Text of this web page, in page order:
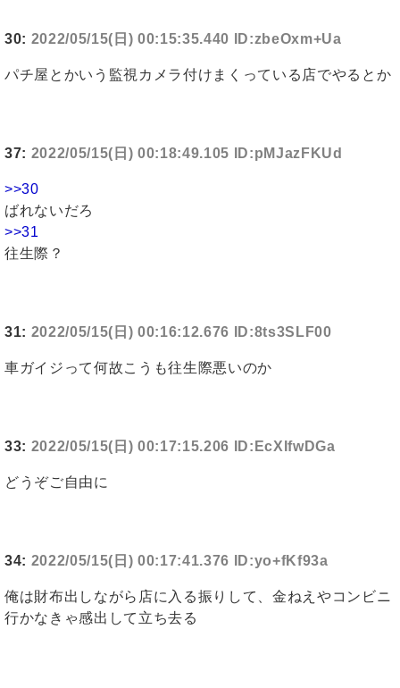
30: 2022/05/15(日) 00:15:35.440 ID:zbeOxm+Ua
パチ屋とかいう監視カメラ付けまくっている店でやるとか
37: 2022/05/15(日) 00:18:49.105 ID:pMJazFKUd
>>30
ばれないだろ
>>31
往生際？
31: 2022/05/15(日) 00:16:12.676 ID:8ts3SLF00
車ガイジって何故こうも往生際悪いのか
33: 2022/05/15(日) 00:17:15.206 ID:EcXIfwDGa
どうぞご自由に
34: 2022/05/15(日) 00:17:41.376 ID:yo+fKf93a
俺は財布出しながら店に入る振りして、金ねえやコンビニ
行かなきゃ感出して立ち去る